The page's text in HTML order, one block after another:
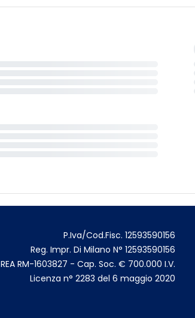
P.Iva/Cod.Fisc. 12593590156
Reg. Impr. Di Milano N° 12593590156
REA RM-1603827 - Cap. Soc. € 700.000 I.V.
Licenza n° 2283 del 6 maggio 2020